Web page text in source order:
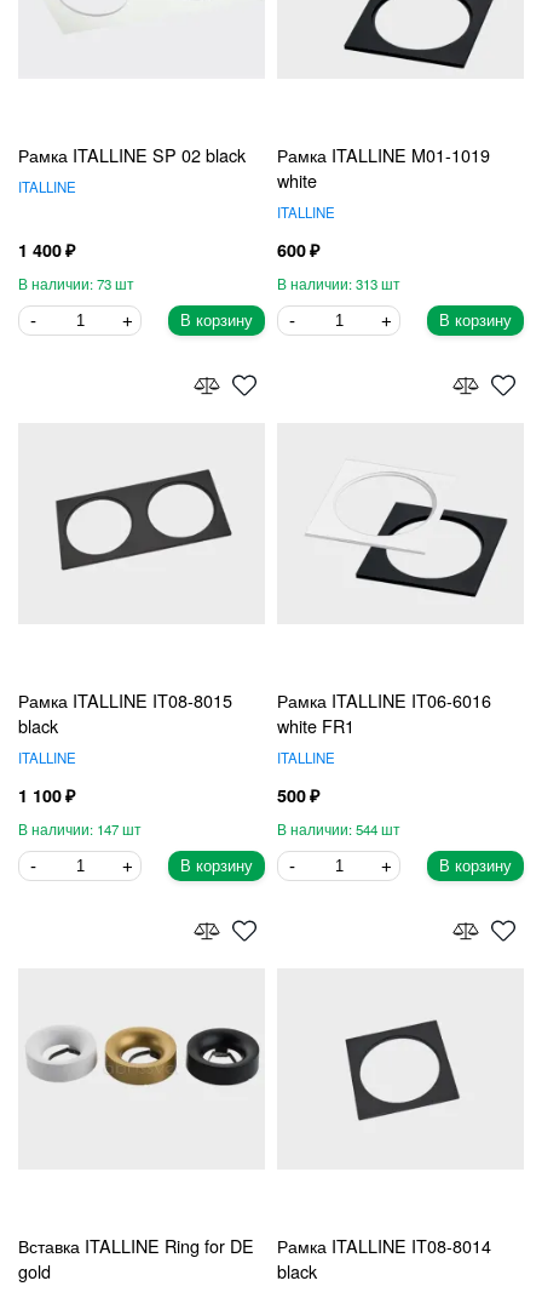
Рамка ITALLINE SP 02 black
ITALLINE
1 400
73
В корзину
Рамка ITALLINE M01-1019
white
ITALLINE
600
313
В корзину
Рамка ITALLINE IT08-8015
black
ITALLINE
1 100
147
В корзину
Рамка ITALLINE IT06-6016
white FR1
ITALLINE
500
544
В корзину
Вставка ITALLINE Ring for DE
gold
Рамка ITALLINE IT08-8014
black